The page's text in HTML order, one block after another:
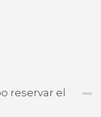
reservar el